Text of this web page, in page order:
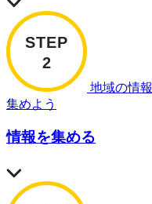
地域の情
集めよう
情報を集める